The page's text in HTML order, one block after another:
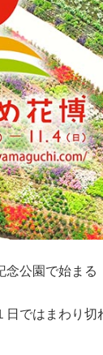
公園で始まる
ではまわり切